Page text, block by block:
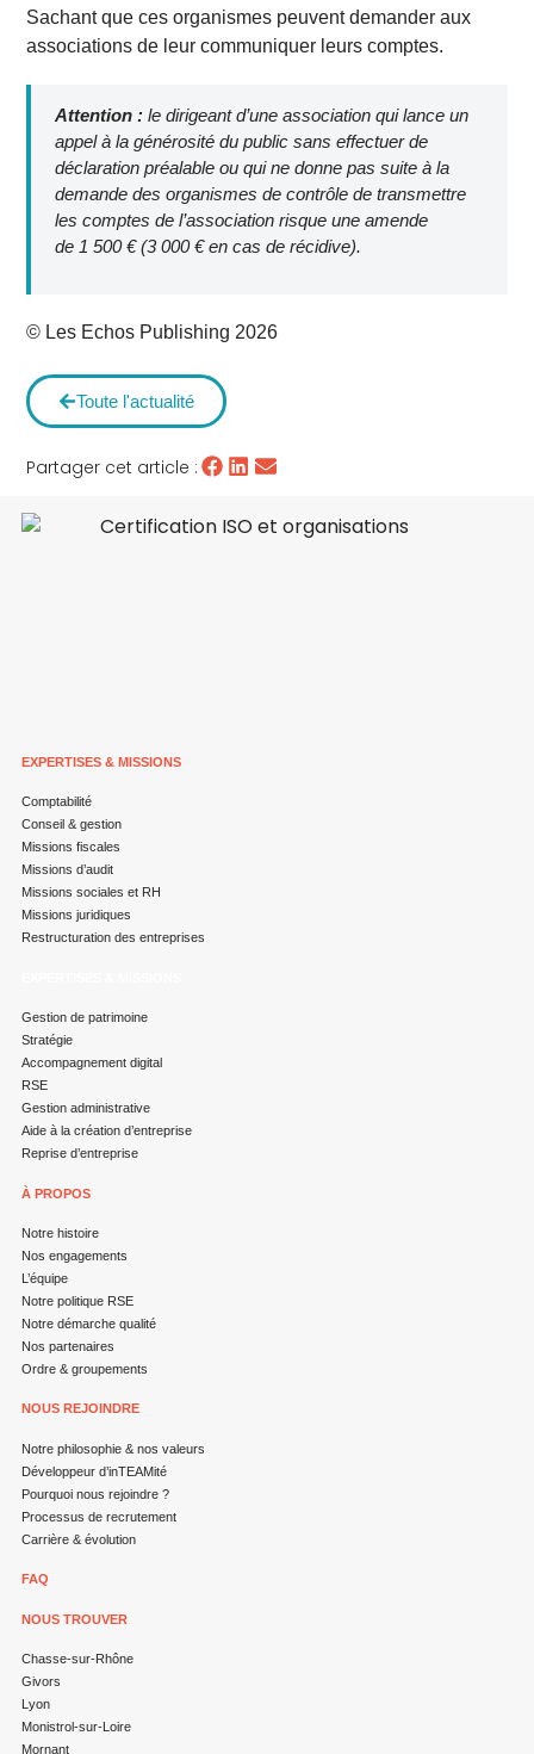
Sachant que ces organismes peuvent demander aux
associations de leur communiquer leurs comptes.
Attention : le dirigeant d’une association qui lance un
appel à la générosité du public sans effectuer de
déclaration préalable ou qui ne donne pas suite à la
demande des organismes de contrôle de transmettre
les comptes de l’association risque une amende
de 1 500 € (3 000 € en cas de récidive).
© Les Echos Publishing 2026
Toute l'actualité
Partager cet article :
EXPERTISES & MISSIONS
Comptabilité
Conseil & gestion
Missions fiscales
Missions d’audit
Missions sociales et RH
Missions juridiques
Restructuration des entreprises
Gestion de patrimoine
Stratégie
Accompagnement digital
RSE
Gestion administrative
Aide à la création d’entreprise
Reprise d’entreprise
À PROPOS
Notre histoire
Nos engagements
L’équipe
Notre politique RSE
Notre démarche qualité
Nos partenaires
Ordre & groupements
NOUS REJOINDRE
Notre philosophie & nos valeurs
Développeur d’inTEAMité
Pourquoi nous rejoindre ?
Processus de recrutement
Carrière & évolution
FAQ
NOUS TROUVER
Chasse-sur-Rhône
Givors
Lyon
Monistrol-sur-Loire
Mornant